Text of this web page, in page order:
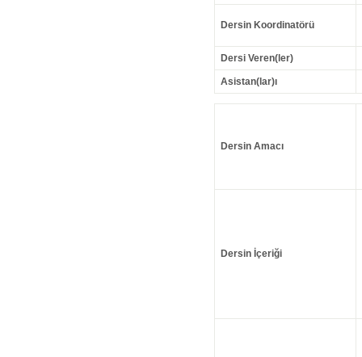
Dersin Koordinatörü
Dersi Veren(ler)
Asistan(lar)ı
Dersin Amacı
Dersin İçeriği